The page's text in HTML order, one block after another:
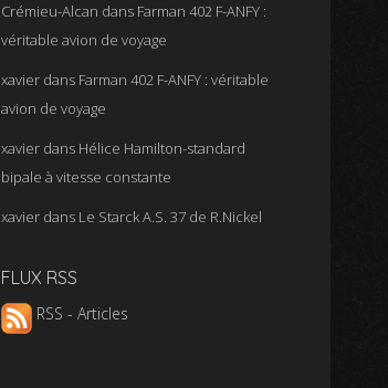
Crémieu-Alcan dans Farman 402 F-ANFY :
véritable avion de voyage
xavier dans Farman 402 F-ANFY : véritable
avion de voyage
xavier dans Hélice Hamilton-standard
bipale à vitesse constante
xavier dans Le Starck A.S. 37 de R.Nickel
FLUX RSS
RSS - Articles